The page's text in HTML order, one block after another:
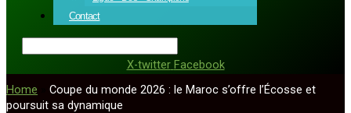
Contact
X-twitter Facebook
Home
Coupe du monde 2026 : le Maroc s’offre l’Écosse et
poursuit sa dynamique